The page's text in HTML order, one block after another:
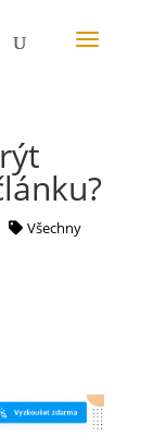
Všechny